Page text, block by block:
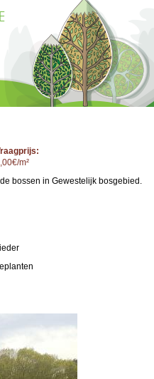
m²
bossen in Gewestelijk bosgebied.